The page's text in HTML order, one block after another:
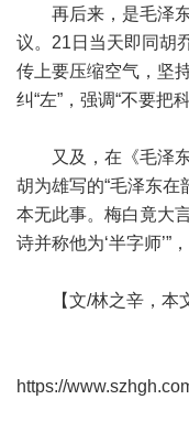
再后来，是毛泽东
议。21日当天即同胡
传上要压缩空气，坚
纠“左”，强调“不要把
又及，在《毛泽东
胡为雄写的“毛泽东在
本无此事。梅白竟大
诗并称他为‘半字师’”
【文/林之辛，本文
https://